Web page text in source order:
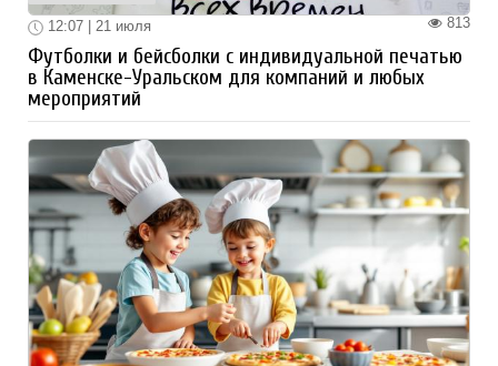
813
12:07 | 21 июля
Футболки и бейсболки с индивидуальной печатью
в Каменске-Уральском для компаний и любых
мероприятий